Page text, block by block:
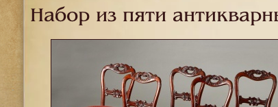
Набор из пяти